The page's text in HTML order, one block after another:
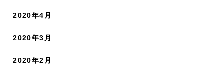
2020年4月
2020年3月
2020年2月